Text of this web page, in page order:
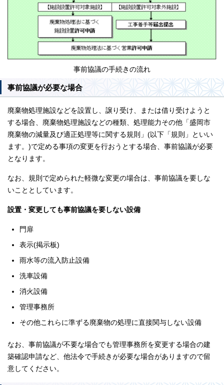
事前協議の手続きの流れ
事前協議が必要な場合
廃棄物処理施設などを設置し、譲り受け、または借り受けようと
する場合、廃棄物処理施設などの種類、処理能力その他「盛岡市
廃棄物の減量及び適正処理等に関する規則」(以下「規則」といい
ます。)で定める事項の変更を行おうとする場合、事前協議が必要
となります。
なお、規則で定められた軽微な変更の場合は、事前協議を要しな
いこととしています。
設置・変更しても事前協議を要しない設備
門扉
表示(掲示板)
雨水等の流入防止設備
洗車設備
消火設備
管理事務所
その他これらに準ずる廃棄物の処理に直接関与しない設備
なお、事前協議が不要な場合でも管理事務所を変更する場合の建
築確認申請など、他法令で手続きが必要な場合がありますので留
意してください。